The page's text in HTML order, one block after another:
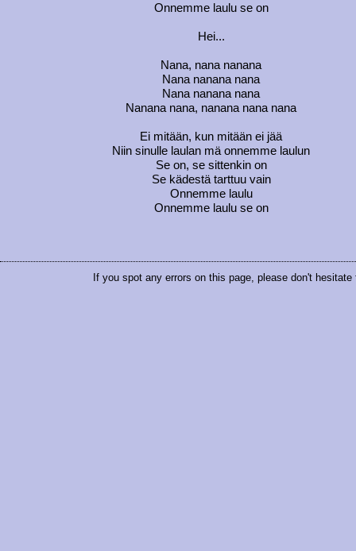
Onnemme laulu se on
Hei...
Nana, nana nanana
Nana nanana nana
Nana nanana nana
Nanana nana, nanana nana nana
Ei mitään, kun mitään ei jää
Niin sinulle laulan mä onnemme laulun
Se on, se sittenkin on
Se kädestä tarttuu vain
Onnemme laulu
Onnemme laulu se on
If you spot any errors on this page, please don't